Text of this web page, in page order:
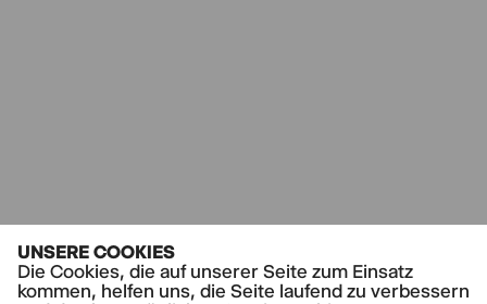
UNSERE COOKIES
Die Cookies, die auf unserer Seite zum Einsatz
kommen, helfen uns, die Seite laufend zu verbessern